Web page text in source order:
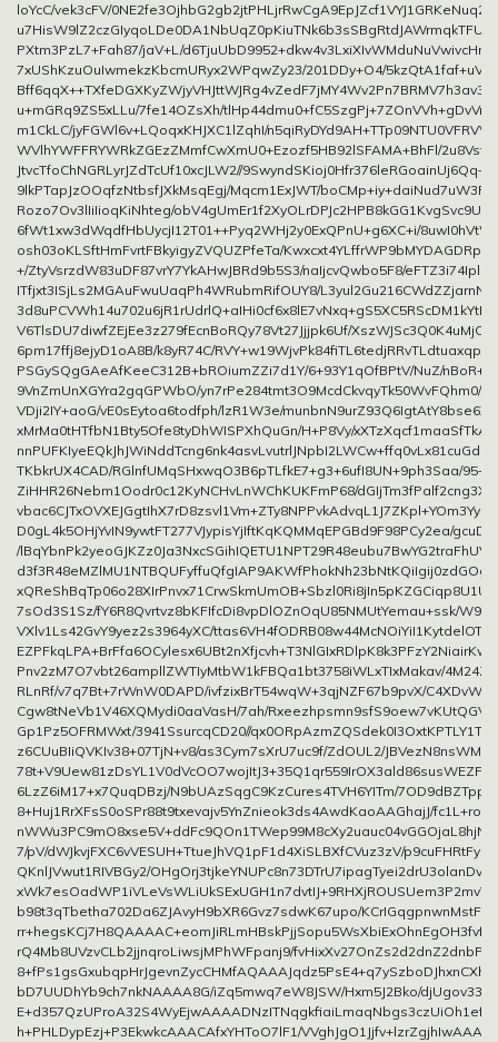
loYcC/vek3cFV/
PXtm3PzL7+Fah87/jaV+L/
7xUShKzuOuIwmekzKbcmURyx2WPqwZy23/201DDy+O4/
u+mGRq9ZS5xLLu/7fe14OZsXh/tlHp44dmu0+fC5SzgPj+7ZOnVVh+gDvVn/
m1CkLC/jyFGWl6v+LQoqxKHJXC1lZqhI/
WVlhYWFFRYWRkZGEzZMmfCwXmU0+Ezozf5HB92lSFAMA+BhFl/
JtvcTfoChNGRLyrJZdTcUf10xcJLW2//
9lkPTapJzOOqfzNtbsfJXkMsqEgj/Mqcm1ExJWT/
Rozo7Ov3lIiIioqKiNhteg/
6fWt1xw3dWqdfHbUycjI12T01++Pyq2WHj2y0ExQPnU+g6XC+i/
osh03oKLSftHmFvrtFBkyigyZVQUZPfeTa/
+/ZtyVsrzdW83uDF87vrY7YkAHwJBRd9b5S3/naIjcvQwbo5F8/
ITfjxt3ISjLs2MGAuFwuUaqPh4WRubmRifOUY8/
V6TlsDU7diwfZEjEe3z279fEcnBoRQy78Vt27Jjjpk6Uf/
6pm17ffj8ejyD1oA8B/k8yR74C/RVY+w19WjvPk84fiTL6tedjRRvTLdtuaxqp/
PSGySQgGAeAfKeeC312B+bROiumZZi7d1Y/6+93Y1qOfBPtV/NuZ/
9VnZmUnXGYra2gqGPWbO/yn7rPe284tmt3O9McdCkvqyTk50WvFQhm0/
VDji2IY+aoG/vE0sEytoa6todfph/lzR1W3e/
xMrMa0tHTfbN1Bty5Ofe8tyDhWISPXhQuGn/H+P8Vy/
TKbkrUX4CAD/RGlnfUMqSHxwqO3B6pTLfkE7+g3+6ufI8UN+9ph3Saa/
ZiHHR26Nebm1Oodr0c12KyNCHvLnWChKUKFmP68/
D0gL4k5OHjYvIN9ywtFT277VJypisYjIftKqKQMMqEPGBd9F98PCy2ea/
/
7sOd3S1Sz/fY6R8Qvrtvz8bKFIfcDi8vpDlOZnOqU85NMUtYemau+ssk/
VXlv1Ls42GvY9yez2s3964yXC/
Pnv2zM7O7vbt26ampllZWTIyMtbW1kFBQa1bt3758iWLxTIxMakav/
RLnRf/v7q7Bt+7rWnW0DAPD/ivfzixBrT54wqW+3qjNZF67b9pvX/
Cgw8tNeVb1V46XQMydi0aaVasH/7ah/Rxeezhpsmn9sfS9oew7vKUtQGV/
Gp1Pz5OFRMWxt/3941SsurcqCD20//
z6CUuBIiQVKIv38+07TjN+v8/as3Cym7sXrU7uc9f/ZdOUL2/
6LzZ6iM17+x7QuqDBzj/N9bUAzSqgC9KzCures4TVH6YITm/
8+Huj1RrXFsS0oSPr88t9txevajv5YnZnieok3ds4AwdKaoAAGhajJ/
7/pV/dWJkvjFXC6vVESUH+TtueJhVQ1pF1d4XiSLBXfCVuz3zV/
QKnlJVwut1RIVBGy2/
b98t3qTbetha702Da6ZJAvyH9bXR6Gvz7sdwK67upo/
rQ4Mb8UVzvCLb2jjnqroLiwsjMPhWFpanj9/
bD7UUDhYb9ch7nkNAAAA8G/iZq5mwq7eW8JSW/Hxm5J2Bko/
h+PHLDypEzj+P3EkwkcAAACAfxYHToO7lF1/